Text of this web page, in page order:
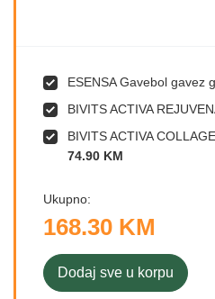
ESENSA Gavebol gavez
BIVITS ACTIVA
BIVITS ACTIVA
74.90 KM
Ukupno:
168.30 KM
Dodaj sve u korpu